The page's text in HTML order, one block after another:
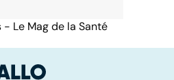
Le Mag de la Santé